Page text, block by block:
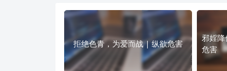
拒绝色青，为爱而战 | 纵欲危害
邪婬
危害